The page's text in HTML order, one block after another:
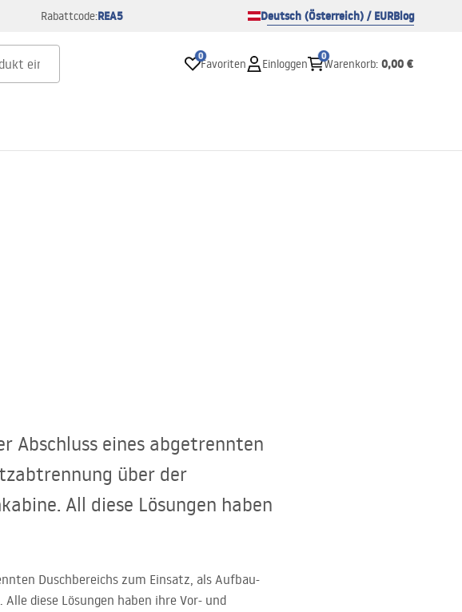
Rabattcode:REA5 Deutsch (Österreich) / EURBlog
0
Favoriten Einloggen
0
Warenkorb: 0,00 €
Abschluss eines abgetrennten
über der
All diese Lösungen haben
Duschbereichs zum Einsatz, als Aufbau-
diese Lösungen haben ihre Vor- und